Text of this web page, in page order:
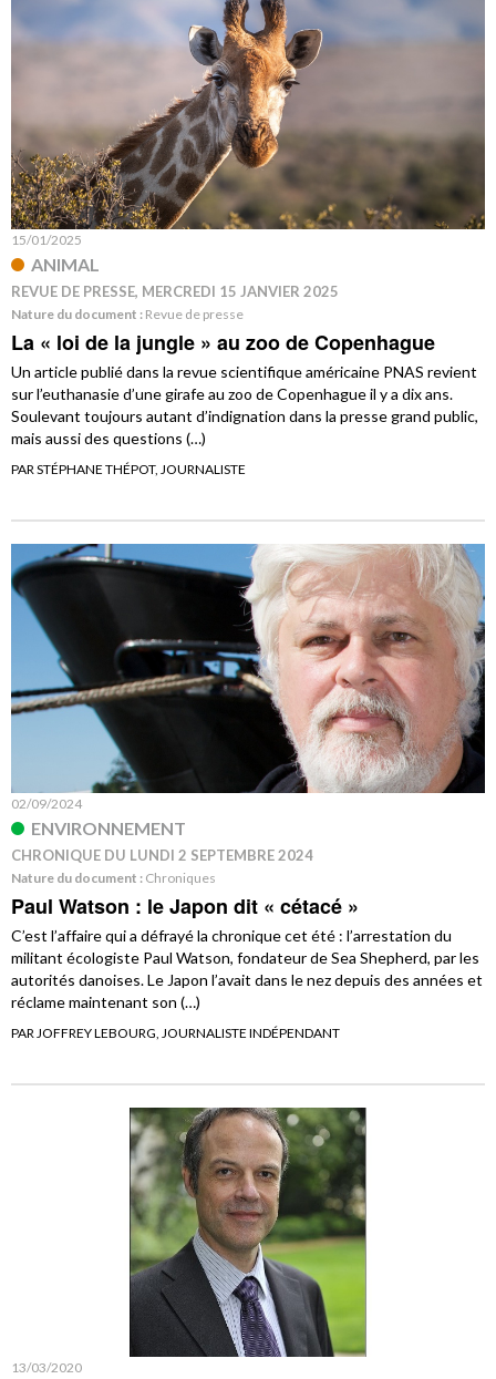
15/01/2025
ANIMAL
REVUE DE PRESSE, MERCREDI 15 JANVIER 2025
Nature du document : Revue de presse
La « loi de la jungle » au zoo de Copenhague
Un article publié dans la revue scientifique américaine PNAS revient
sur l’euthanasie d’une girafe au zoo de Copenhague il y a dix ans.
Soulevant toujours autant d’indignation dans la presse grand public,
mais aussi des questions (…)
PAR STÉPHANE THÉPOT, JOURNALISTE
02/09/2024
ENVIRONNEMENT
CHRONIQUE DU LUNDI 2 SEPTEMBRE 2024
Nature du document : Chroniques
Paul Watson : le Japon dit « cétacé »
C’est l’affaire qui a défrayé la chronique cet été : l’arrestation du
militant écologiste Paul Watson, fondateur de Sea Shepherd, par les
autorités danoises. Le Japon l’avait dans le nez depuis des années et
réclame maintenant son (…)
PAR JOFFREY LEBOURG, JOURNALISTE INDÉPENDANT
13/03/2020